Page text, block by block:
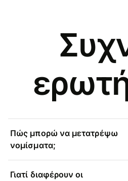
Πώς μπορώ να μετατρέψω
νομίσματα;
Γιατί διαφέρουν οι